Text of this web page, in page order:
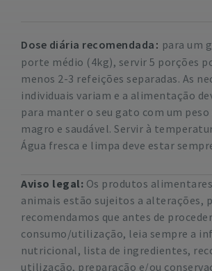
Dose diária recomendada
para um
porte médio (4kg), servir 5 porções
menos 2-3 refeições separadas. As
individuais variam e a alimentação
para manter o seu gato com um
magro e saudável. Servir à
Água fresca e limpa deve estar
Aviso legal: Os produtos
animais estão sujeitos a alterações,
recomendamos que antes de
consumo/utilização, leia sempre a
nutricional, lista de ingredientes,
utilização, preparação e/ou